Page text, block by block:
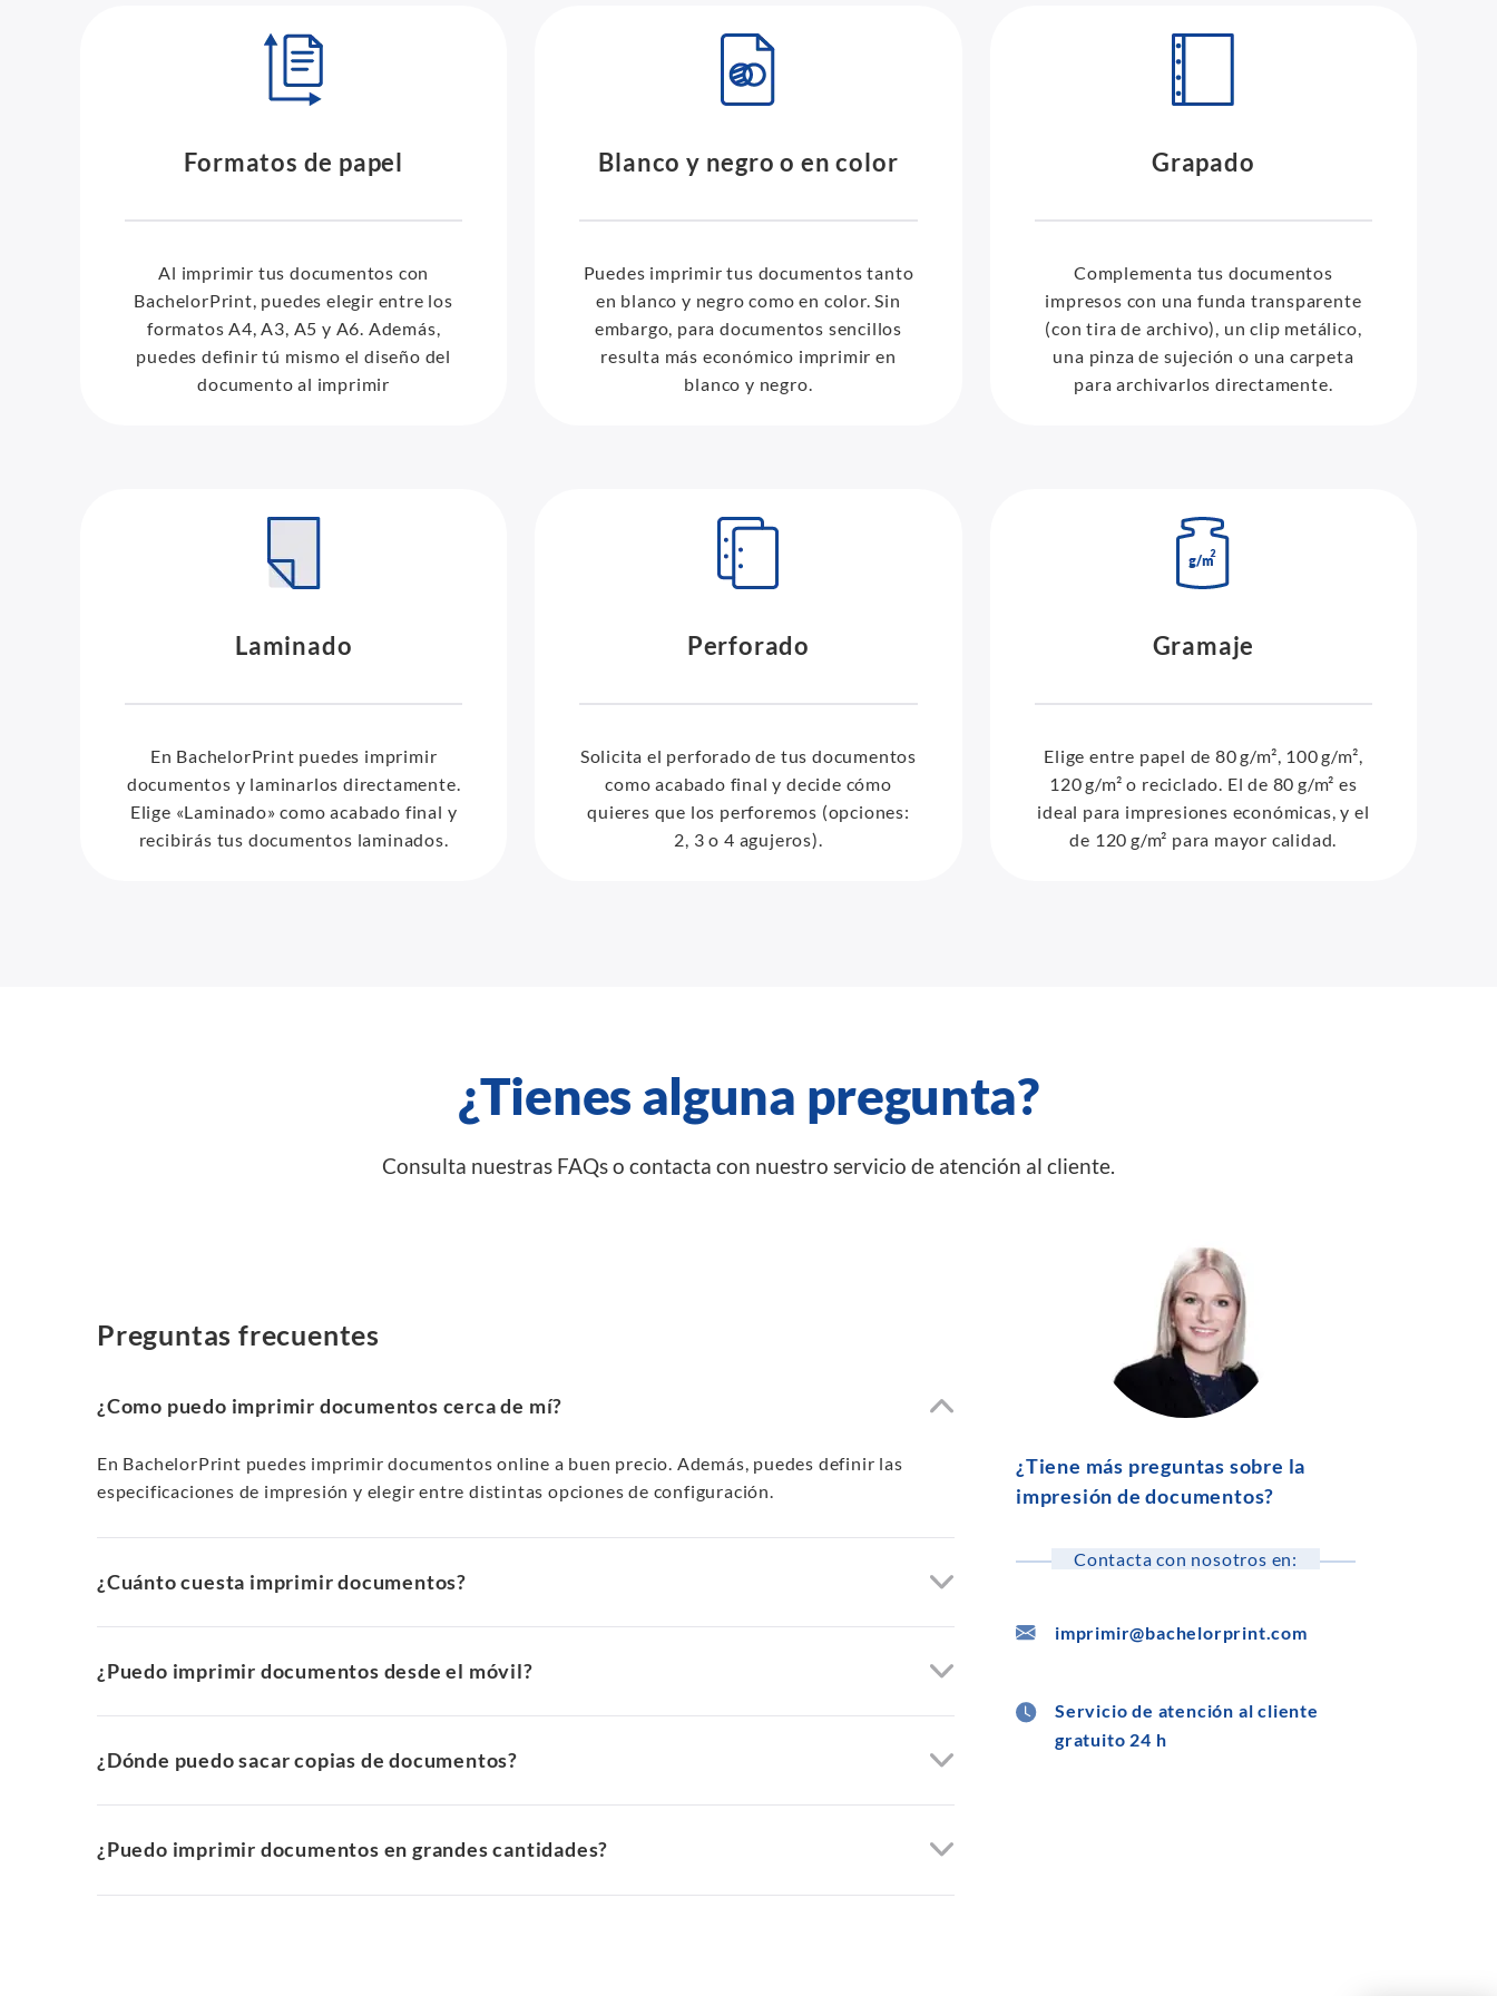
Formatos de papel
Al imprimir tus documentos con
BachelorPrint, puedes elegir entre los
formatos A4, A3, A5 y A6. Además,
puedes definir tú mismo el diseño del
documento al imprimir
Blanco y negro o en color
Puedes imprimir tus documentos tanto
en blanco y negro como en color. Sin
embargo, para documentos sencillos
resulta más económico imprimir en
blanco y negro.
Grapado
Complementa tus documentos
impresos con una funda transparente
(con tira de archivo), un clip metálico,
una pinza de sujeción o una carpeta
para archivarlos directamente.
Laminado
En BachelorPrint puedes imprimir
documentos y laminarlos directamente.
Elige «Laminado» como acabado final y
recibirás tus documentos laminados.
Perforado
Solicita el perforado de tus documentos
como acabado final y decide cómo
quieres que los perforemos (opciones:
2, 3 o 4 agujeros).
Gramaje
Elige entre papel de 80 g/m², 100 g/m²,
120 g/m² o reciclado. El de 80 g/m² es
ideal para impresiones económicas, y el
de 120 g/m² para mayor calidad.
¿Tienes alguna pregunta?
Consulta nuestras FAQs o contacta con nuestro servicio de atención al cliente.
Preguntas frecuentes
¿Como puedo imprimir documentos cerca de mí?
En BachelorPrint puedes imprimir documentos online a buen precio. Además, puedes definir las
especificaciones de impresión y elegir entre distintas opciones de configuración.
¿Cuánto cuesta imprimir documentos?
¿Puedo imprimir documentos desde el móvil?
¿Dónde puedo sacar copias de documentos?
¿Puedo imprimir documentos en grandes cantidades?
¿Tiene más preguntas sobre la
impresión de documentos?
Contacta con nosotros en:
imprimir@bachelorprint.com
Servicio de atención al cliente
gratuito 24 h